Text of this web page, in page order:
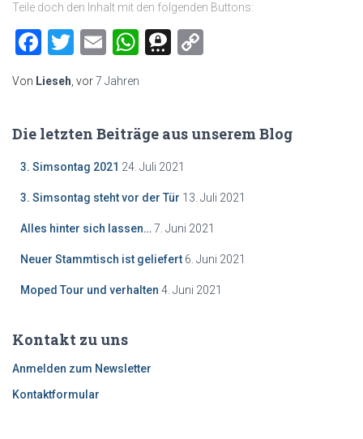
Teile doch den Inhalt mit den folgenden Buttons:
Facebook
Twitter
EmailWhatsApp
Threema
Von Lieseh, vor7 Jahren
Die letzten Beiträge aus unserem Blog
3. Simsontag 2021 24. Juli 2021
3. Simsontag steht vor der Tür 13. Juli 2021
Alles hinter sich lassen…7. Juni 2021
Neuer Stammtisch ist geliefert 6. Juni 2021
Moped Tour und verhalten 4. Juni 2021
Kontakt zu uns
Anmelden zum Newsletter
Kontaktformular